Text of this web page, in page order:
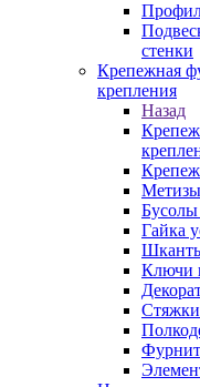
стенки
Крепежная
крепления
Назад
Метизы
Гайка
Ключи